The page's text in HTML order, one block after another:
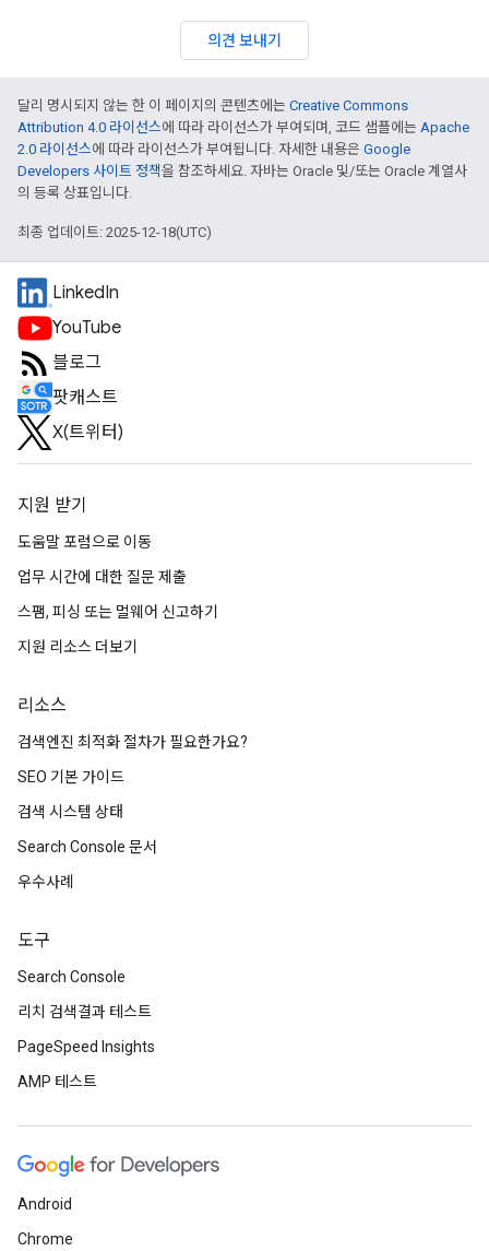
의견 보내기
달리 명시되지 않는 한 이 페이지의 콘텐츠에는 Creative Commons
Attribution 4.0 라이선스에 따라 라이선스가 부여되며, 코드 샘플에는 Apache
2.0 라이선스에 따라 라이선스가 부여됩니다. 자세한 내용은 Google
Developers 사이트 정책을 참조하세요. 자바는 Oracle 및/또는 Oracle 계열사
의 등록 상표입니다.
최종 업데이트: 2025-12-18(UTC)
LinkedIn
YouTube
블로그
팟캐스트
X(트위터)
지원 받기
도움말 포럼으로 이동
업무 시간에 대한 질문 제출
스팸, 피싱 또는 멀웨어 신고하기
지원 리소스 더보기
리소스
검색엔진 최적화 절차가 필요한가요?
SEO 기본 가이드
검색 시스템 상태
Search Console 문서
우수사례
도구
Search Console
리치 검색결과 테스트
PageSpeed Insights
AMP 테스트
Android
Chrome